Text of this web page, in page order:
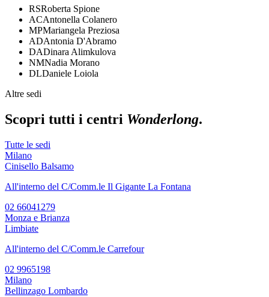
RSRoberta Spione
ACAntonella Colanero
MPMariangela Preziosa
ADAntonia D'Abramo
DADinara Alimkulova
NMNadia Morano
DLDaniele Loiola
Altre sedi
Scopri tutti i centri Wonderlong.
Tutte le sedi
Milano
Cinisello Balsamo
All'interno del C/Comm.le Il Gigante La Fontana
02 66041279
Monza e Brianza
Limbiate
All'interno del C/Comm.le Carrefour
02 9965198
Milano
Bellinzago Lombardo